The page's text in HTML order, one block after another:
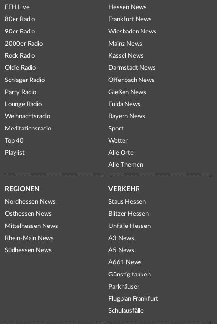
FFH Live
80er Radio
90er Radio
2000er Radio
Rock Radio
Oldie Radio
Schlager Radio
Party Radio
Lounge Radio
Weihnachtsradio
Meditationsradio
Top 40
Playlist
Hessen News
Frankfurt News
Wiesbaden News
Mainz News
Kassel News
Darmstadt News
Offenbach News
Gießen News
Fulda News
Bayern News
Sport
Wetter
Alle Orte
Alle Themen
REGIONEN
Nordhessen News
Osthessen News
Mittelhessen News
Rhein-Main News
Südhessen News
VERKEHR
Staus Hessen
Blitzer Hessen
Unfälle Hessen
A3 News
A5 News
A661 News
Günstig tanken
Parkhäuser
Flugplan Frankfurt
Schulausfälle